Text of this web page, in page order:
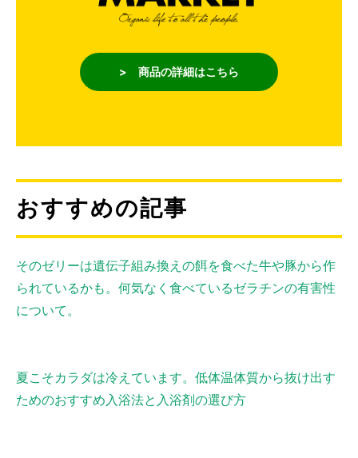
> 商品の詳細はこちら
おすすめの記事
そのゼリーは遺伝子組み換えの餌を食べた牛や豚から作
られているかも。何気なく食べているゼラチンの有害性
について。
夏こそカラダは冷えています。低体温体質から抜け出す
ためのおすすめ入浴法と入浴剤の選び方